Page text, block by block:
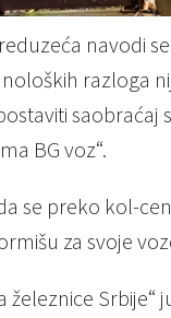
navodi
razloga
saobraćaj
BG voz“.
se preko kol-
za svoje
Srbije“